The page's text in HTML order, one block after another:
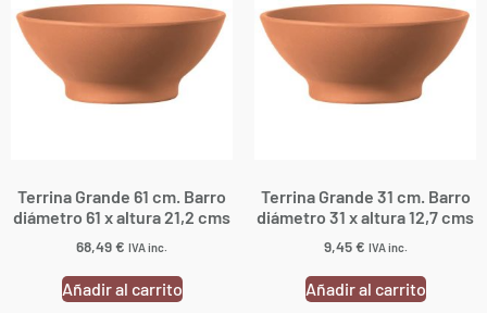
Terrina Grande 61 cm. Barro
diámetro 61 x altura 21,2 cms
68,49€ IVA inc.
Añadir al carrito
Terrina Grande 31 cm. Barro
diámetro 31 x altura 12,7 cms
9,45€ IVA inc.
Añadir al carrito